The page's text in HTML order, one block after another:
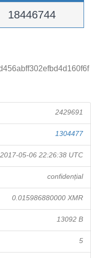
18446744
2429691
1304477
2017-05-06 22:26:38 UTC
confidențial
0.015986880000 XMR
13092 B
5